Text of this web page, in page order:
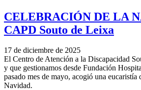
Empleo
de
Fundación
Betanzos
recibe
la
visita
CELEBRACIÓN DE LA
CAPD Souto de Leixa
17 de diciembre de 2025
El Centro de Atención a la Discapacidad
y que gestionamos desde Fundación
pasado mes de mayo, acogió una eucaristía
Navidad.